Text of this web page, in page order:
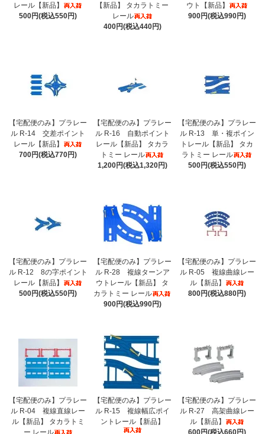
レール【新品】
500円(税込550円)
【新品】 タカラトミー
レール
400円(税込440円)
ウト【新品】
900円(税込990円)
【宅配便のみ】プラレー
ル R-14 交差ポイント
レール【新品】
700円(税込770円)
【宅配便のみ】プラレー
ル R-16 自動ポイント
レール【新品】 タカラ
トミー レール
1,200円(税込1,320円)
【宅配便のみ】プラレー
ル R-13 単・複ポイン
トレール【新品】 タカ
ラトミー レール
500円(税込550円)
【宅配便のみ】プラレー
ル R-12 8の字ポイント
レール【新品】
500円(税込550円)
【宅配便のみ】プラレー
ル R-28 複線ターンア
ウトレール【新品】 タ
カラトミー レール
900円(税込990円)
【宅配便のみ】プラレー
ル R-05 複線曲線レー
ル【新品】
800円(税込880円)
【宅配便のみ】プラレー
ル R-04 複線直線レー
ル【新品】 タカラトミ
ー レール
【宅配便のみ】プラレー
ル R-15 複線幅広ポイ
ントレール【新品】
【宅配便のみ】プラレー
ル R-27 高架曲線レー
ル【新品】
600円(税込660円)